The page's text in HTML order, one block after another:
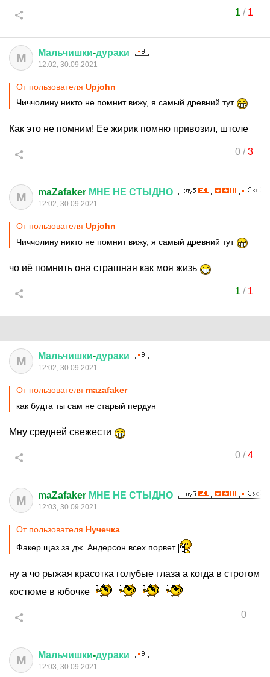
1 / 1
М Мальчишки-дураки
12:02, 30.09.2021
От пользователя Upjohn
Чиччолину никто не помнит вижу, я самый древний тут
Как это не помним! Ее жирик помню привозил, штоле
0/3
M maZafaker МНЕ НЕ СТЫДНО
12:02, 30.09.2021
От пользователя Upjohn
Чиччолину никто не помнит вижу, я самый древний тут
чо иё помнить она страшная как моя жизь
1 / 1
М Мальчишки-дураки
12:02, 30.09.2021
От пользователя mazafaker
как будта ты сам не старый пердун
Мну средней свежести
0/4
M maZafaker МНЕ НЕ СТЫДНО
12:03, 30.09.2021
От пользователя Нучечка
Факер щаз за дж. Андерсон всех порвет
ну а чо рыжая красотка голубые глаза а когда в строгом
костюме в юбочке
0
М Мальчишки-дураки
12:03, 30.09.2021